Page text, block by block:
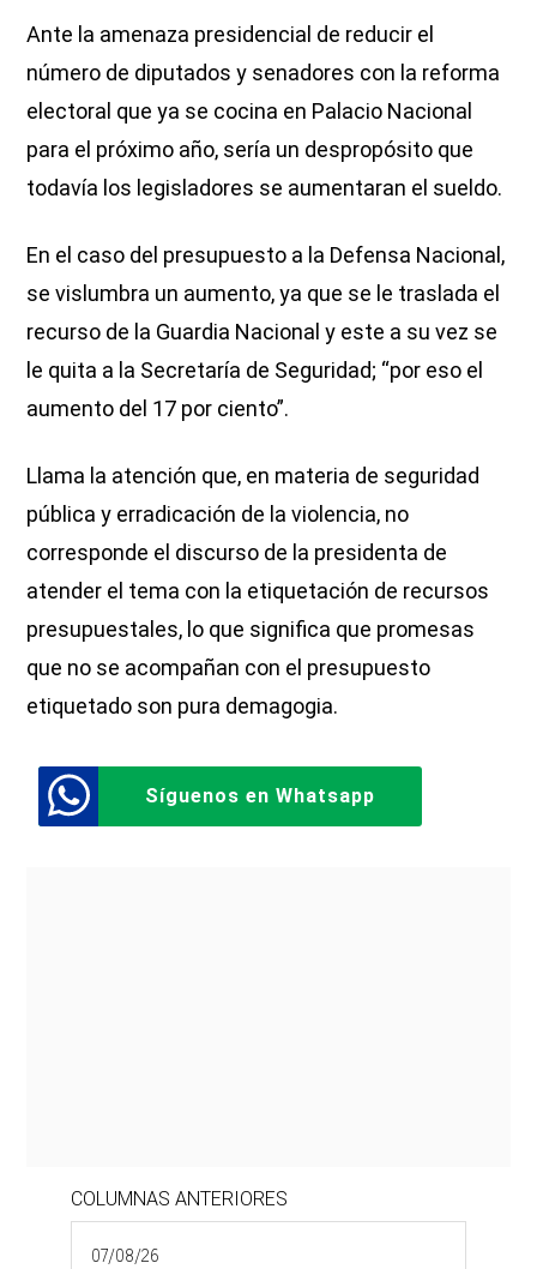
Ante la amenaza presidencial de reducir el
número de diputados y senadores con la reforma
electoral que ya se cocina en Palacio Nacional
para el próximo año, sería un despropósito que
todavía los legisladores se aumentaran el sueldo.
En el caso del presupuesto a la Defensa Nacional,
se vislumbra un aumento, ya que se le traslada el
recurso de la Guardia Nacional y este a su vez se
le quita a la Secretaría de Seguridad; “por eso el
aumento del 17 por ciento”.
Llama la atención que, en materia de seguridad
pública y erradicación de la violencia, no
corresponde el discurso de la presidenta de
atender el tema con la etiquetación de recursos
presupuestales, lo que significa que promesas
que no se acompañan con el presupuesto
etiquetado son pura demagogia.
Síguenos en Whatsapp
COLUMNAS ANTERIORES
07/08/26